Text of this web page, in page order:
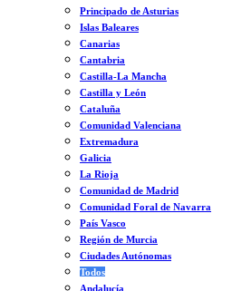
Principado de Asturias
Islas Baleares
Canarias
Cantabria
Castilla-La Mancha
Castilla y León
Cataluña
Comunidad Valenciana
Extremadura
Galicia
La Rioja
Comunidad de Madrid
Comunidad Foral de Navarra
País Vasco
Región de Murcia
Ciudades Autónomas
Todos
Andalucía